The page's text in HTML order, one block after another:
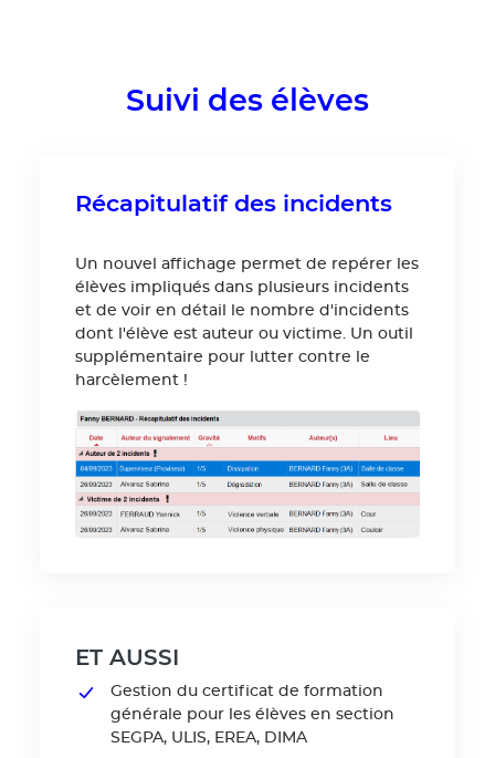
Suivi des élèves
Récapitulatif des incidents
Un nouvel affichage permet de repérer les
élèves impliqués dans plusieurs incidents
et de voir en détail le nombre d'incidents
dont l'élève est auteur ou victime. Un outil
supplémentaire pour lutter contre le
harcèlement !
ET AUSSI
Gestion du certificat de formation
générale pour les élèves en section
SEGPA, ULIS, EREA, DIMA